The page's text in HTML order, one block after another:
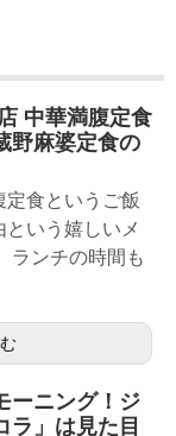
中華満腹定食
野麻婆定食の
食というご飯
いう嬉しいメ
ランチの時間も
ーニング！ジ
ラ」は見た目